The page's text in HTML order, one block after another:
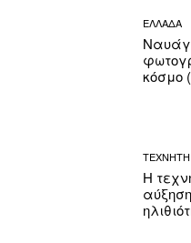
ΕΛΛΑΔΑ
κόσμο
Η